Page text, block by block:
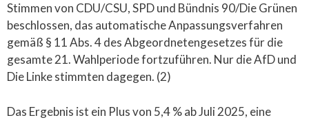
Stimmen von CDU/CSU, SPD und Bündnis 90/Die Grünen
beschlossen, das automatische Anpassungsverfahren
gemäß § 11 Abs. 4 des Abgeordnetengesetzes für die
gesamte 21. Wahlperiode fortzuführen. Nur die AfD und
Die Linke stimmten dagegen. (2)
Das Ergebnis ist ein Plus von 5,4 % ab Juli 2025, eine